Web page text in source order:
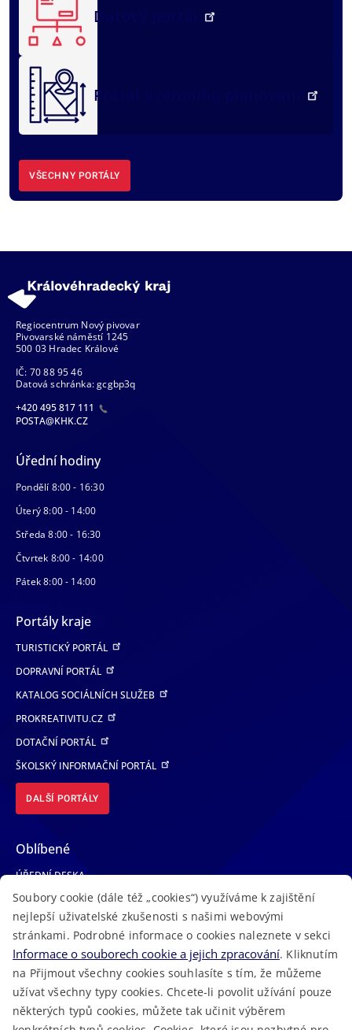
Datový portál
Portál územního plánování
VŠECHNY PORTÁLY
Regiocentrum Nový pivovar
Pivovarské náměstí 1245
500 03 Hradec Králové
IČ: 70 88 95 46
Datová schránka: gcgbp3q
+420 495 817 111
POSTA@KHK.CZ
Úřední hodiny
Pondělí 8:00 - 16:30
Úterý 8:00 - 14:00
Středa 8:00 - 16:30
Čtvrtek 8:00 - 14:00
Pátek 8:00 - 14:00
Portály kraje
TURISTICKÝ PORTÁL
DOPRAVNÍ PORTÁL
KATALOG SOCIÁLNÍCH SLUŽEB
PROKREATIVITU.CZ
DOTAČNÍ PORTÁL
ŠKOLSKÝ INFORMAČNÍ PORTÁL
DALŠÍ PORTÁLY
Oblíbené
ÚŘEDNÍ DESKA
TELEFONNÍ SEZNAM
LÉKAŘSKÁ POHOTOVOST
VOLNÁ MÍSTA
AKTUALITY
Soubory cookie (dále též „cookies“) využíváme k zajištění
nejlepší uživatelské zkušenosti s našimi webovými
stránkami. Podrobné informace o cookies naleznete v sekci
Informace o souborech cookie a jejich zpracování. Kliknutím
na Přijmout všechny cookies souhlasíte s tím, že můžeme
užívat všechny typy cookies. Chcete-li povolit užívání pouze
některých typů cookies, můžete tak učinit výběrem